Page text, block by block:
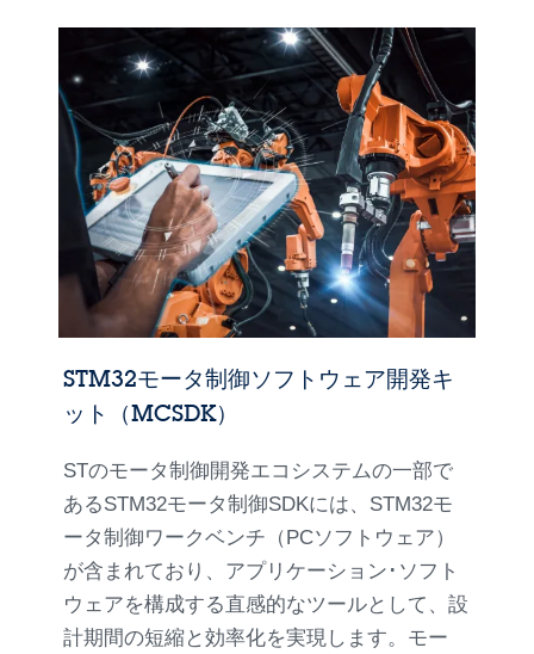
STM32モータ制御ソフトウェア開発キ
ット（MCSDK）
STのモータ制御開発エコシステムの一部で
あるSTM32モータ制御SDKには、STM32モ
ータ制御ワークベンチ（PCソフトウェア）
が含まれており、アプリケーション･ソフト
ウェアを構成する直感的なツールとして、設
計期間の短縮と効率化を実現します。モー